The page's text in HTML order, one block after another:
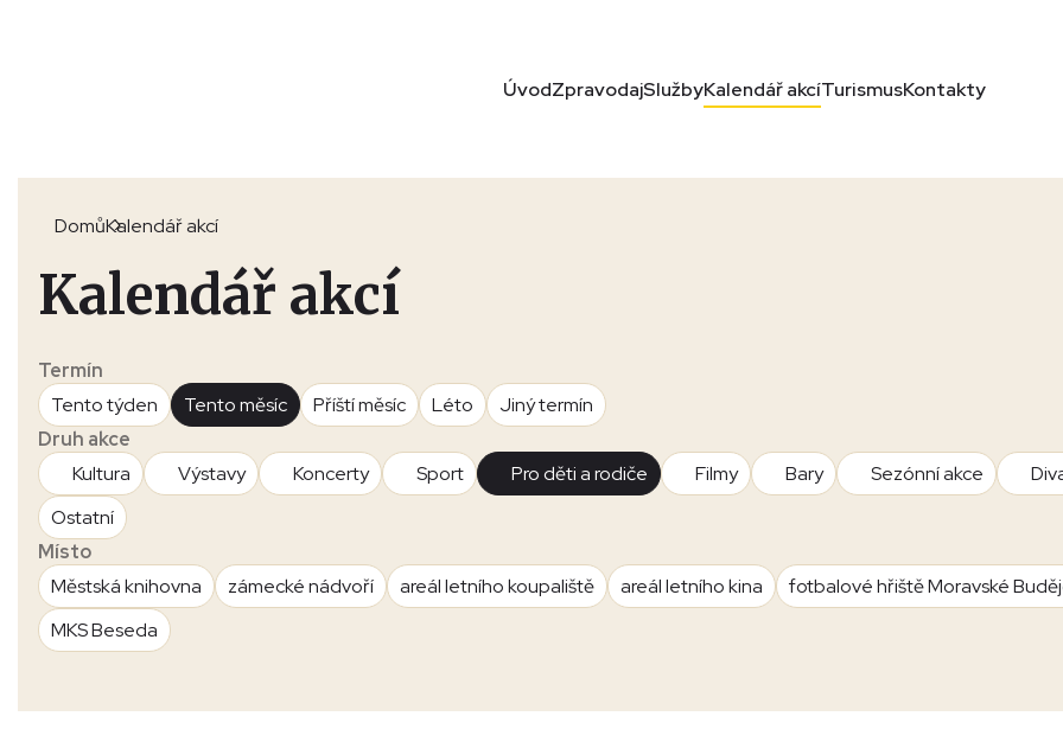
ÚvodZpravodajSlužbyKalendář akcíTurismusKontakty
DomůKalendář akcí
Kalendář akcí
Termín
Tento týden
Tento měsíc Příští měsíc Léto
Jiný termín
Druh akce
Kultura
Výstavy Koncerty Sport Pro děti a rodiče Filmy Bary Sezónní akce
Ostatní
Místo
Městská knihovna
zámecké nádvoří areál letního koupaliště areál letního kina
fotbalové hřiště Moravské
MKS Beseda